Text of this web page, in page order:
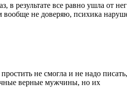
в результате все равно ушла от
вообще не доверяю, психика
не смогла и не надо
верные мужчины, но их